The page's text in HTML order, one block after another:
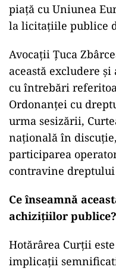
piață cu Uniunea
la licitațiile publice
Avocații Țuca
această excludere și
cu întrebări
Ordonanței cu
urma sesizării,
națională în
participarea
contravine
Ce înseamnă
achizițiilor publice?
Hotărârea Curții
implicații